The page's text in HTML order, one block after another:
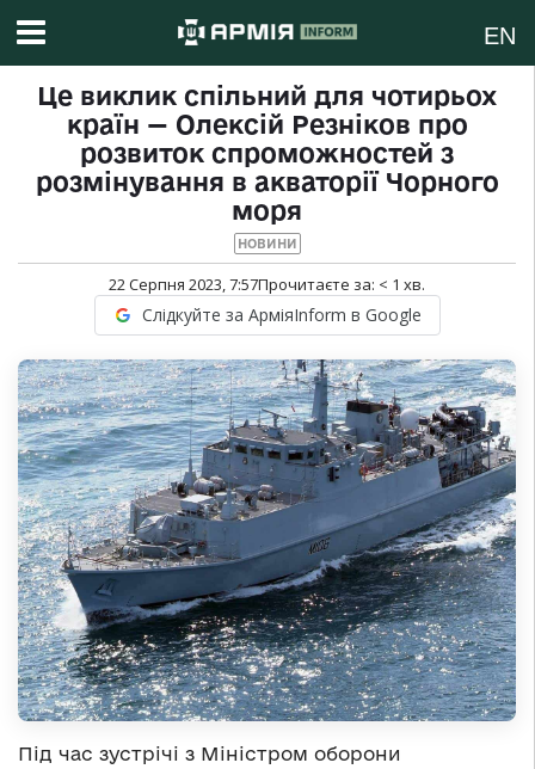
EN
Це виклик спільний для чотирьох
країн — Олексій Резніков про
розвиток спроможностей з
розмінування в акваторії Чорного
моря
НОВИНИ
22 Серпня 2023, 7:57Прочитаєте за: < 1 хв.
Слідкуйте за АрміяInform в Google
Під час зустрічі з Міністром оборони